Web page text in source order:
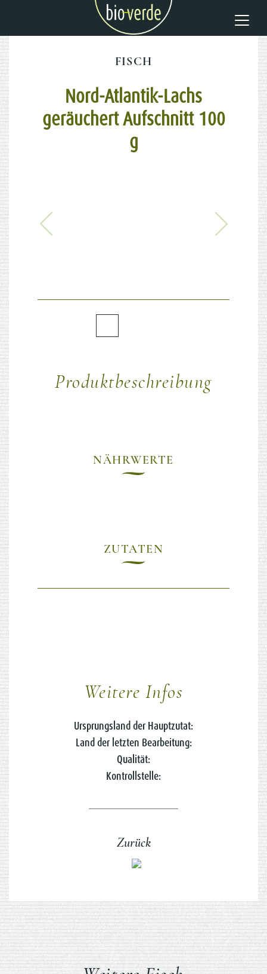
FISCH
Nord-Atlantik-Lachs
geräuchert Aufschnitt 100
g
Produktbeschreibung
NÄHRWERTE
ZUTATEN
Weitere Infos
Ursprungsland der Hauptzutat:
Land der letzten Bearbeitung:
Qualität:
Kontrollstelle:
Zurück